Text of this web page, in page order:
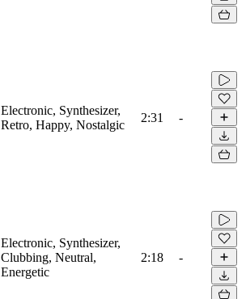
Electronic, Synthesizer,
Retro, Happy, Nostalgic
2:31 -
Electronic, Synthesizer,
Clubbing, Neutral,
Energetic
2:18 -